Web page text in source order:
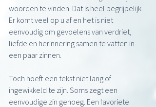
woorden te vinden. Dat is heel begrijpelijk.
Er komt veel op u af en het is niet
eenvoudig om gevoelens van verdriet,
liefde en herinnering samen te vatten in
een paar zinnen.
Toch hoeft een tekst niet lang of
ingewikkeld te zijn. Soms zegt een
eenvoudige zin genoeg. Een favoriete